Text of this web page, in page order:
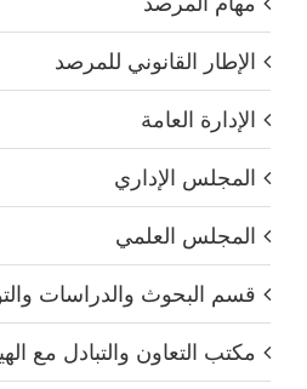
الإطار القانوني للمرصد
الإدارة العامة
المجلس الإداري
المجلس العلمي
قسم البحوث والدراسات
مكتب التعاون والتبادل مع